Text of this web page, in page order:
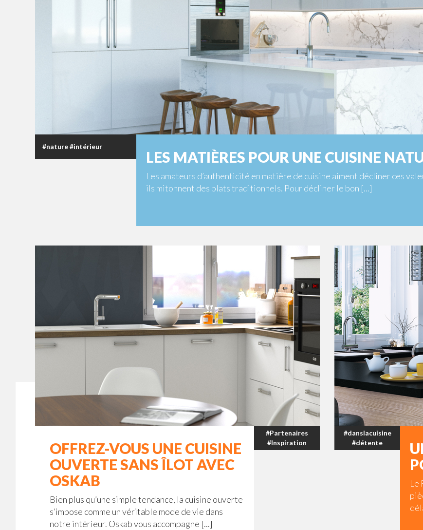
LES MATIÈRES POUR UNE CUISINE
Les amateurs d’authenticité en matière de cuisine aiment décliner ces
ils mitonnent des plats traditionnels. Pour décliner le bon [...]
#nature #intérieur
OFFREZ-VOUS UNE CUISINE
OUVERTE SANS ÎLOT AVEC
OSKAB
Bien plus qu’une simple tendance, la cuisine ouverte
s’impose comme un véritable mode de vie dans
notre intérieur. Oskab vous accompagne [...]
#Partenaires
#Inspiration
Le
#danslacuisine
#détente